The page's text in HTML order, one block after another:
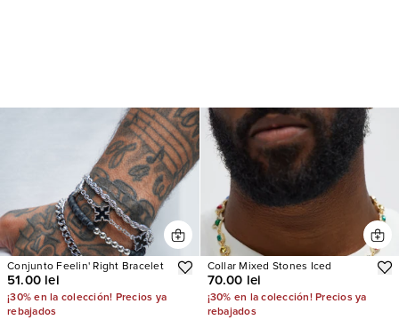
Conjunto Feelin' Right Bracelet
51.00 lei
¡30% en la colección! Precios ya
rebajados
Collar Mixed Stones Iced
70.00 lei
¡30% en la colección! Precios ya
rebajados